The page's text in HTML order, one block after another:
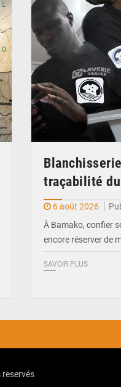
traçabilité
6 août 2026
À Bamako, confier
encore réserver de
SAVOIR PLUS